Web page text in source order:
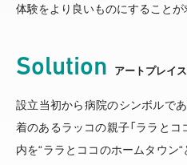
体験をより良いものにすることが
Solution アートプレイ
設立当初から病院のシンボルで
着のあるラッコの親子「ララとコ
内を“ララとココのホームタウン